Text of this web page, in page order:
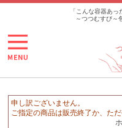
>
「こんな容器あ
～つつむすび～
申し訳ございません。
ご指定の商品は販売終了か、た